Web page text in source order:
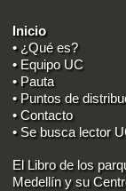
Inicio
• ¿Qué es?
• Equipo UC
• Pauta
• Puntos de
• Contacto
• Se busca lector
El Libro de los
Medellín y su